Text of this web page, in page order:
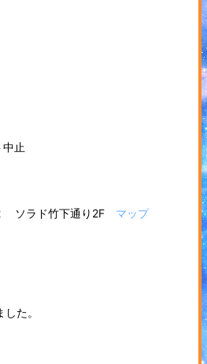
止
ソラド竹下通り2F マップ
た。